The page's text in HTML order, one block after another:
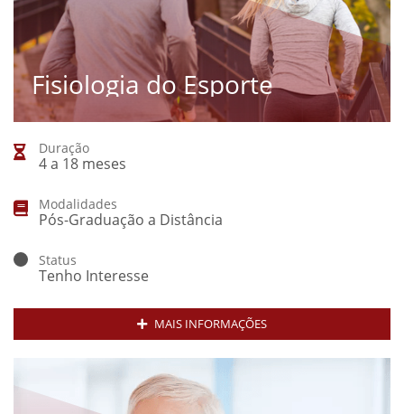
Fisiologia do Esporte
Duração
4 a 18 meses
Modalidades
Pós-Graduação a Distância
Status
Tenho Interesse
MAIS INFORMAÇÕES